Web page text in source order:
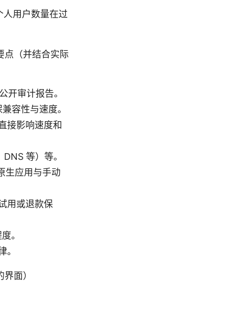
人用户数量在过
点（并结合实际
开审计报告。
容性与速度。
接影响速度和
等）等。
生应用与手动
用或退款保
。
。
面）